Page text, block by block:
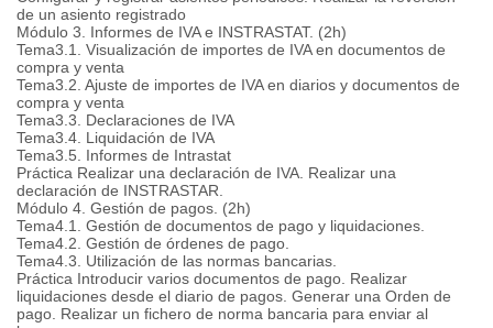
de un asiento registrado
Módulo 3. Informes de IVA e INSTRASTAT. (2h)
Tema3.1. Visualización de importes de IVA en documentos de
compra y venta
Tema3.2. Ajuste de importes de IVA en diarios y documentos de
compra y venta
Tema3.3. Declaraciones de IVA
Tema3.4. Liquidación de IVA
Tema3.5. Informes de Intrastat
Práctica Realizar una declaración de IVA. Realizar una
declaración de INSTRASTAR.
Módulo 4. Gestión de pagos. (2h)
Tema4.1. Gestión de documentos de pago y liquidaciones.
Tema4.2. Gestión de órdenes de pago.
Tema4.3. Utilización de las normas bancarias.
Práctica Introducir varios documentos de pago. Realizar
liquidaciones desde el diario de pagos. Generar una Orden de
pago. Realizar un fichero de norma bancaria para enviar al